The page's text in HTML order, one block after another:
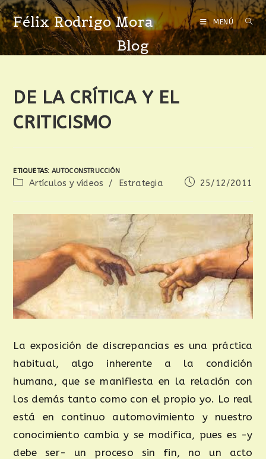
Félix Rodrigo Mora MENÚ
Blog
DE LA CRÍTICA Y EL
CRITICISMO
ETIQUETAS: AUTOCONSTRUCCIÓN
Artículos y vídeos / Estrategia 25/12/2011
La exposición de discrepancias es una práctica
habitual, algo inherente a la condición
humana, que se manifiesta en la relación con
los demás tanto como con el propio yo. Lo real
está en continuo automovimiento y nuestro
conocimiento cambia y se modifica, pues es -y
debe ser- un proceso sin fin, no un acto